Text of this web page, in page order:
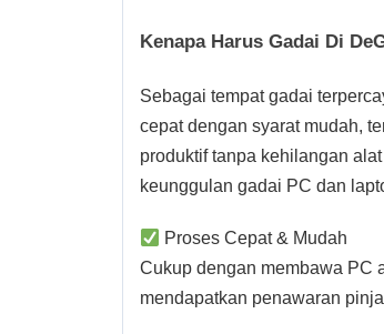
Kenapa Harus Gadai Di
Sebagai tempat gadai
cepat dengan syarat mudah,
produktif tanpa kehilangan
keunggulan gadai PC dan
Proses Cepat & Mudah
Cukup dengan membawa PC
mendapatkan penawaran